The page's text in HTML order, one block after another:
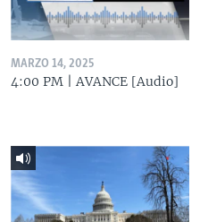
MARZO 14, 2025
4:00 PM | AVANCE [Audio]